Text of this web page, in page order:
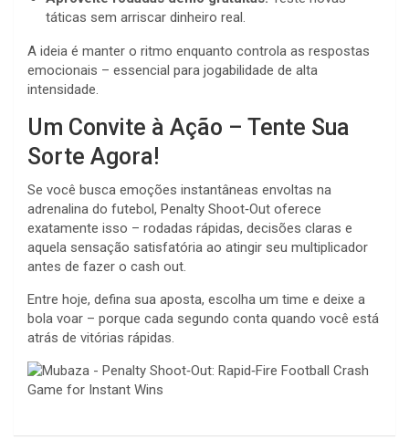
táticas sem arriscar dinheiro real.
A ideia é manter o ritmo enquanto controla as respostas
emocionais – essencial para jogabilidade de alta
intensidade.
Um Convite à Ação – Tente Sua
Sorte Agora!
Se você busca emoções instantâneas envoltas na
adrenalina do futebol, Penalty Shoot‑Out oferece
exatamente isso – rodadas rápidas, decisões claras e
aquela sensação satisfatória ao atingir seu multiplicador
antes de fazer o cash out.
Entre hoje, defina sua aposta, escolha um time e deixe a
bola voar – porque cada segundo conta quando você está
atrás de vitórias rápidas.